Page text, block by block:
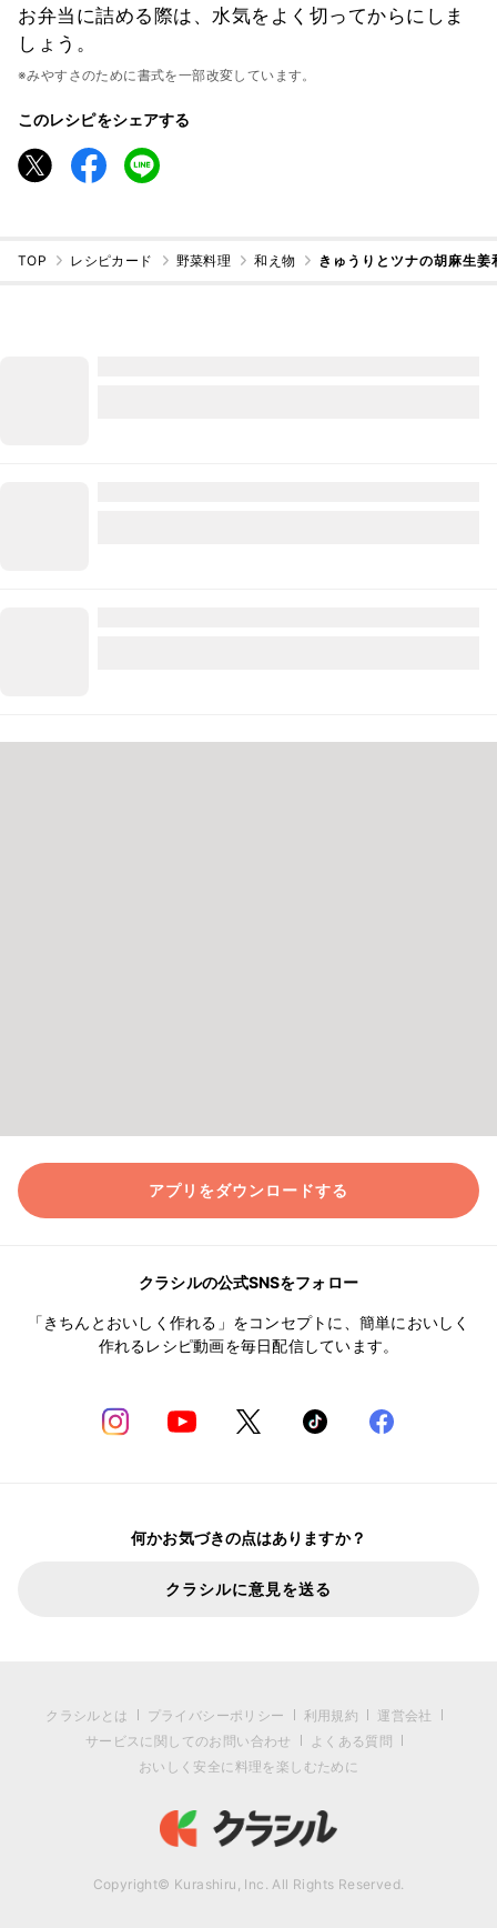
お弁当に詰める際は、水気をよく切ってからにしま
しょう。
※みやすさのために書式を一部改変しています。
このレシピをシェアする
TOP レシピカード 野菜料理 和え物 きゅうりとツナの胡麻生姜
アプリをダウンロードする
クラシルの公式SNSをフォロー
「きちんとおいしく作れる」をコンセプトに、簡単においしく
作れるレシピ動画を毎日配信しています。
何かお気づきの点はありますか？
クラシルに意見を送る
クラシルとは プライバシーポリシー 利用規約
運営会社
サービスに関してのお問い合わせ
よくある質問
おいしく安全に料理を楽しむために
Copyright© Kurashiru, Inc. All Rights Reserved.